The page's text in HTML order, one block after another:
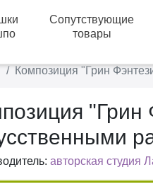
Сопутствующие
товары
Композиция "Грин
"Грин
авторская студия